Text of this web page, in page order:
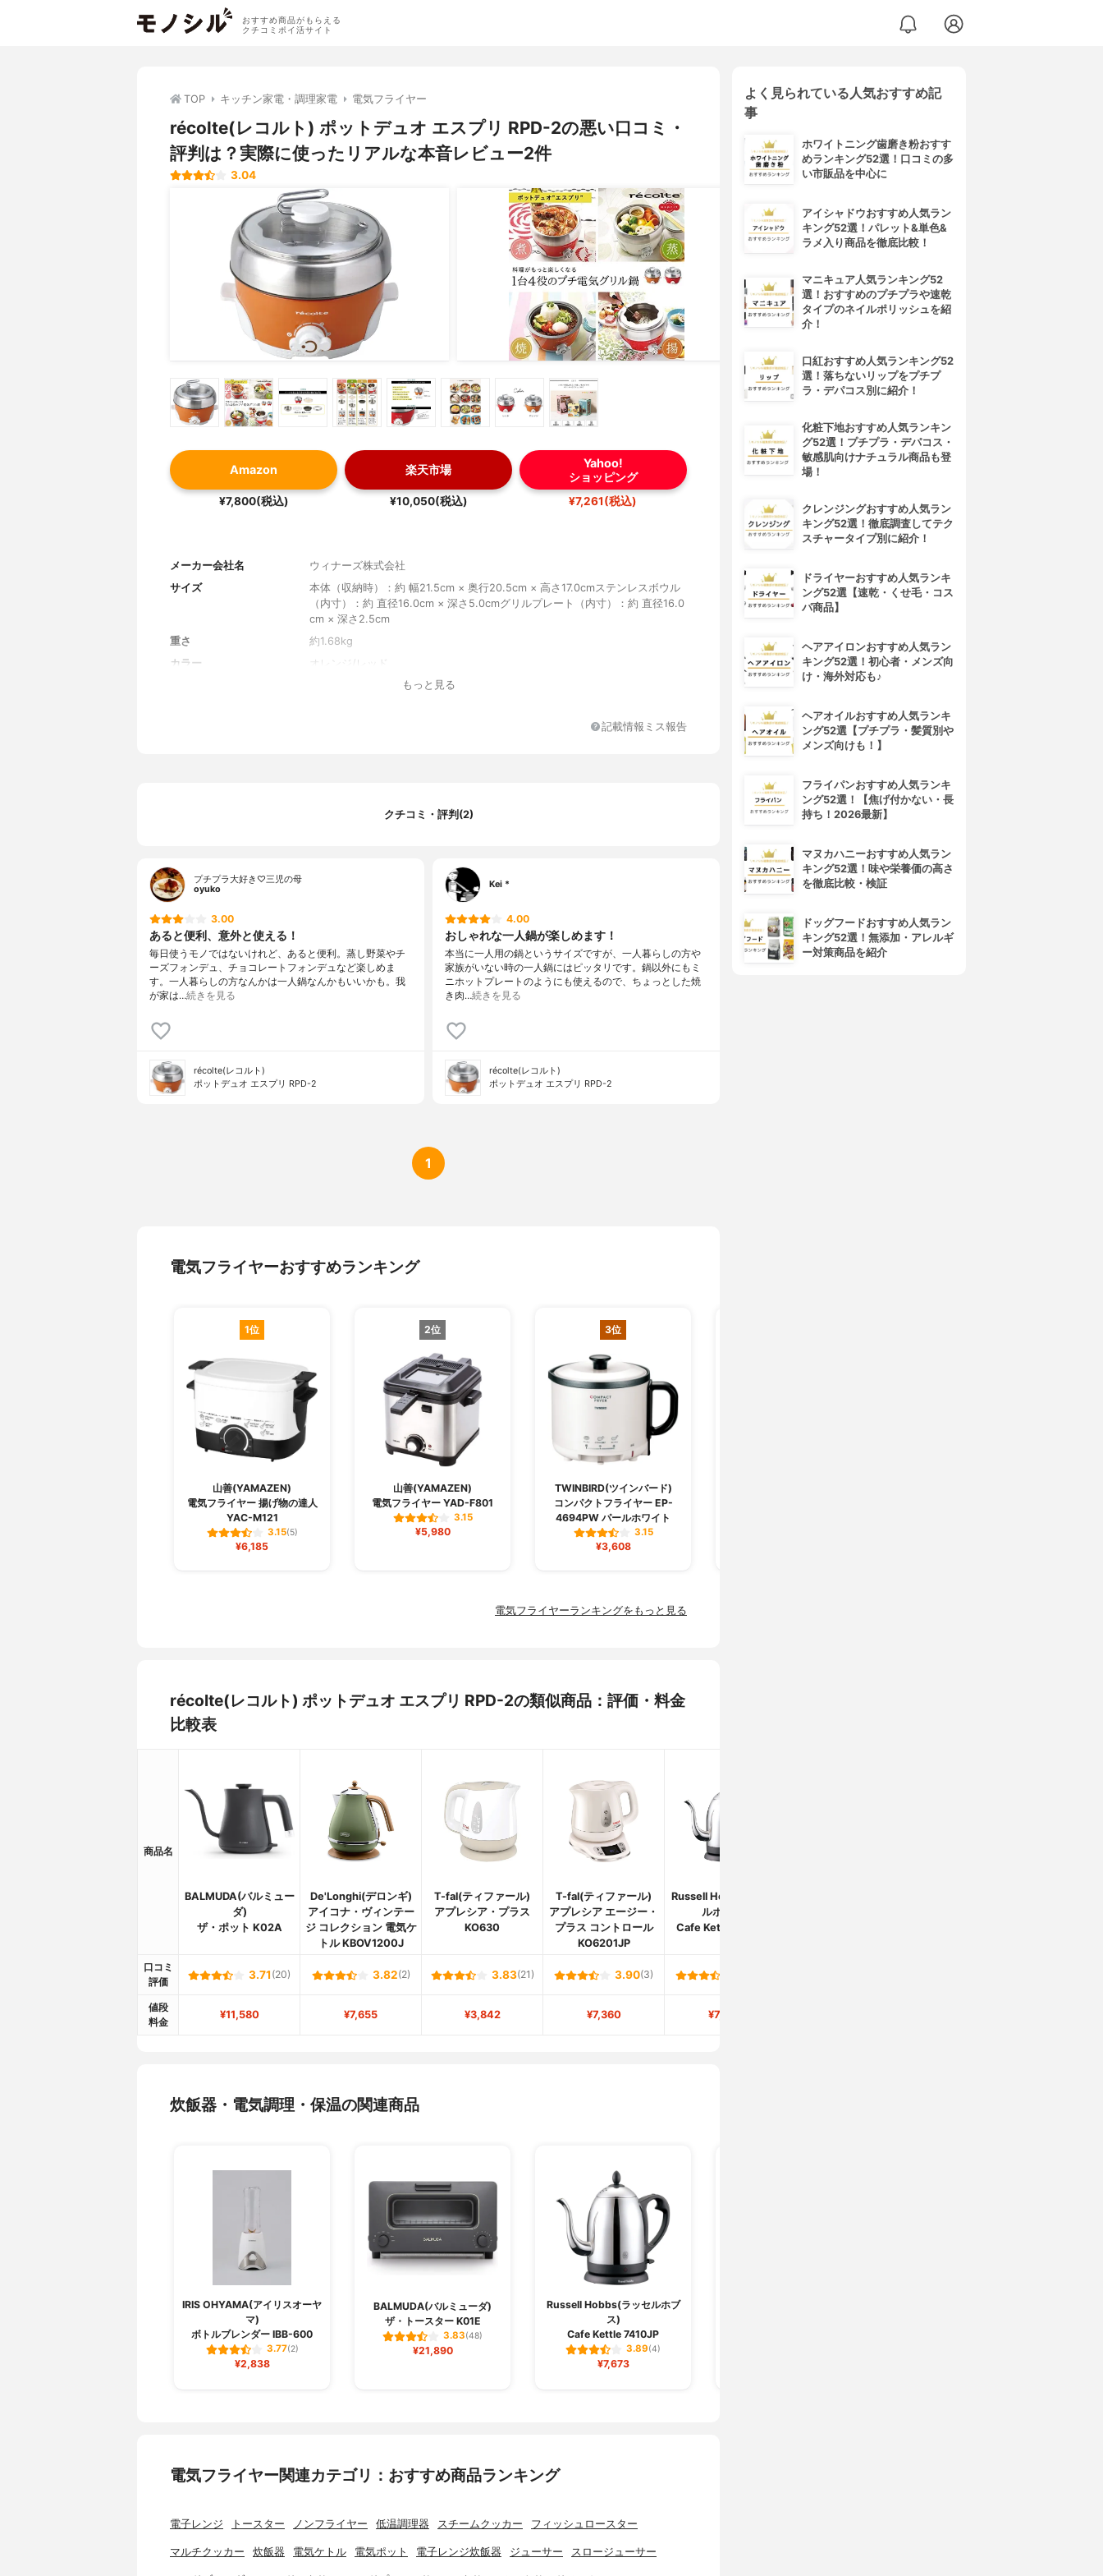
おすすめ商品がもらえる
クチコミポイ活サイト
TOP キッチン家電・調理家電 電気フライヤー
récolte(レコルト) ポットデュオ エスプリ RPD-2の悪い口コミ・
評判は？実際に使ったリアルな本音レビュー2件
3.04
Amazon
¥7,800(税込)
楽天市場
¥10,050(税込)
Yahoo!
ショッピング
¥7,261(税込)
メーカー会社名
ウィナーズ株式会社
サイズ
本体（収納時）：約 幅21.5cm × 奥行20.5cm × 高さ17.0cmステンレスボウル
（内寸）：約 直径16.0cm × 深さ5.0cmグリルプレート（内寸）：約 直径16.0
cm × 深さ2.5cm
重さ
約1.68kg
カラー
オレンジ/レッド
もっと見る
記載情報ミス報告
クチコミ・評判(2)
プチプラ大好き♡三児の母
oyuko
3.00
あると便利、意外と使える！
毎日使うモノではないけれど、あると便利。蒸し野菜やチ
ーズフォンデュ、チョコレートフォンデュなど楽しめま
す。一人暮らしの方なんかは一人鍋なんかもいいかも。我
が家は…続きを見る
récolte(レコルト)
ポットデュオ エスプリ RPD-2
Kei *
4.00
おしゃれな一人鍋が楽しめます！
本当に一人用の鍋というサイズですが、一人暮らしの方や
家族がいない時の一人鍋にはピッタリです。鍋以外にもミ
ニホットプレートのようにも使えるので、ちょっとした焼
き肉…続きを見る
récolte(レコルト)
ポットデュオ エスプリ RPD-2
1
電気フライヤーおすすめランキング
1位
山善(YAMAZEN)
電気フライヤー 揚げ物の達人
YAC-M121
3.15(5)
¥6,185
2位
山善(YAMAZEN)
電気フライヤー YAD-F801
3.15
¥5,980
3位
TWINBIRD(ツインバード)
コンパクトフライヤー EP-
4694PW パールホワイト
3.15
¥3,608
電気フライヤーランキングをもっと見る
récolte(レコルト) ポットデュオ エスプリ RPD-2の類似商品：評価・料金
比較表
商品名
BALMUDA(バルミュー
ダ)
ザ・ポット K02A
De'Longhi(デロンギ)
アイコナ・ヴィンテー
ジ コレクション 電気ケ
トル KBOV1200J
T-fal(ティファール)
アプレシア・プラス
KO630
T-fal(ティファール)
アプレシア エージー・
プラス コントロール
KO6201JP
Russell Hobbs(ラッセ
ルホブス)
Cafe Kettle 7410JP
口コミ
評価
3.71 (20) 3.82(2) 3.83(21) 3.90(3)
値段
料金
¥11,580 ¥7,655 ¥3,842 ¥7,360 ¥7,673
炊飯器・電気調理・保温の関連商品
IRIS OHYAMA(アイリスオーヤ
マ)
ボトルブレンダー IBB-600
3.77(2)
¥2,838
BALMUDA(バルミューダ)
ザ・トースター K01E
3.83(48)
¥21,890
Russell Hobbs(ラッセルホブ
ス)
Cafe Kettle 7410JP
3.89(4)
¥7,673
電気フライヤー関連カテゴリ：おすすめ商品ランキング
電子レンジ トースター ノンフライヤー 低温調理器 スチームクッカー フィッシュロースター
マルチクッカー 炊飯器 電気ケトル 電気ポット 電子レンジ炊飯器 ジューサー スロージューサー
よく見られている人気おすすめ記
事
ホワイトニング歯磨き粉おすす
めランキング52選！口コミの多
い市販品を中心に
アイシャドウおすすめ人気ラン
キング52選！パレット&単色&
ラメ入り商品を徹底比較！
マニキュア人気ランキング52
選！おすすめのプチプラや速乾
タイプのネイルポリッシュを紹
介！
口紅おすすめ人気ランキング52
選！落ちないリップをプチプ
ラ・デパコス別に紹介！
化粧下地おすすめ人気ランキン
グ52選！プチプラ・デパコス・
敏感肌向けナチュラル商品も登
場！
クレンジングおすすめ人気ラン
キング52選！徹底調査してテク
スチャータイプ別に紹介！
ドライヤーおすすめ人気ランキ
ング52選【速乾・くせ毛・コス
パ商品】
ヘアアイロンおすすめ人気ラン
キング52選！初心者・メンズ向
け・海外対応も♪
ヘアオイルおすすめ人気ランキ
ング52選【プチプラ・髪質別や
メンズ向けも！】
フライパンおすすめ人気ランキ
ング52選！【焦げ付かない・長
持ち！2026最新】
マヌカハニーおすすめ人気ラン
キング52選！味や栄養価の高さ
を徹底比較・検証
ドッグフードおすすめ人気ラン
キング52選！無添加・アレルギ
ー対策商品を紹介